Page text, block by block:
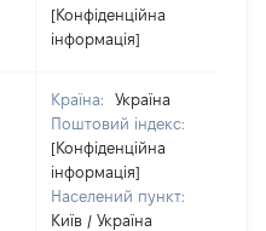
[Конфіденційна
інформація]
Країна:
Україна
Поштовий індекс:
[Конфіденційна
інформація]
Населений пункт:
Київ / Україна